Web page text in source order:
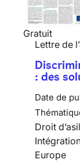
Gratuit
Lettre de
: des
Date de
Droit
Europe